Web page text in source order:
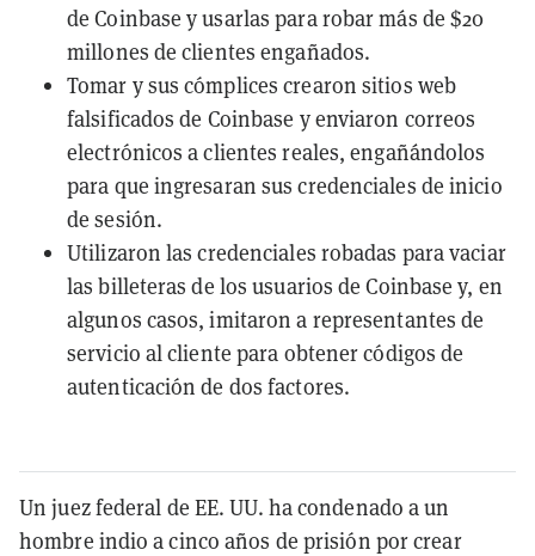
de Coinbase y usarlas para robar más de $20
millones de clientes engañados.
Tomar y sus cómplices crearon sitios web
falsificados de Coinbase y enviaron correos
electrónicos a clientes reales, engañándolos
para que ingresaran sus credenciales de inicio
de sesión.
Utilizaron las credenciales robadas para vaciar
las billeteras de los usuarios de Coinbase y, en
algunos casos, imitaron a representantes de
servicio al cliente para obtener códigos de
autenticación de dos factores.
Un juez federal de EE. UU. ha condenado a un
hombre indio a cinco años de prisión por crear